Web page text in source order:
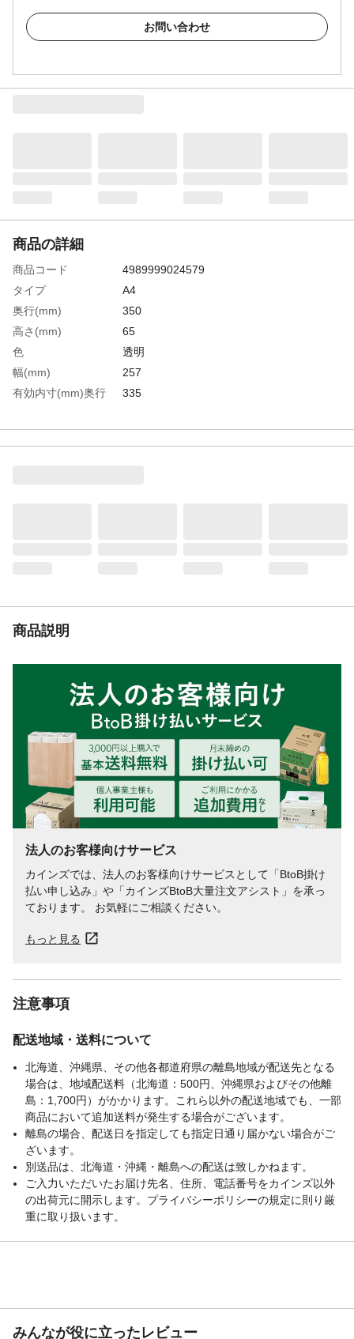
お問い合わせ
商品の詳細
商品コード
4989999024579
タイプ
A4
奥行(mm)
350
高さ(mm)
65
色
透明
幅(mm)
257
有効内寸(mm)奥行
335
有効内寸(mm)幅
245
商品説明
法人のお客様向けサービス
カインズでは、法人のお客様向けサービスとして「BtoB掛け
払い申し込み」や「カインズBtoB大量注文アシスト」を承っ
ております。 お気軽にご相談ください。
もっと見る
注意事項
配送地域・送料について
北海道、沖縄県、その他各都道府県の離島地域が配送先となる
場合は、地域配送料（北海道：500円、沖縄県およびその他離
島：1,700円）がかかります。これら以外の配送地域でも、一部
商品において追加送料が発生する場合がございます。
離島の場合、配送日を指定しても指定日通り届かない場合がご
ざいます。
別送品は、北海道・沖縄・離島への配送は致しかねます。
ご入力いただいたお届け先名、住所、電話番号をカインズ以外
の出荷元に開示します。プライバシーポリシーの規定に則り厳
重に取り扱います。
みんなが役に立ったレビュー